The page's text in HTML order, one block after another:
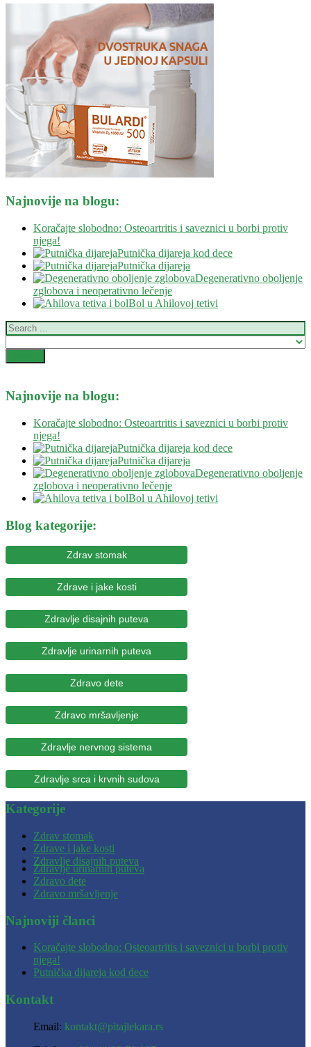
Najnovije na blogu:
Koračajte slobodno: Osteoartritis i saveznici u borbi protiv
njega!
Putnička dijareja kod dece
Putnička dijareja
Degenerativno oboljenje
zglobova i neoperativno lečenje
Bol u Ahilovoj tetivi
Najnovije na blogu:
Koračajte slobodno: Osteoartritis i saveznici u borbi protiv
njega!
Putnička dijareja kod dece
Putnička dijareja
Degenerativno oboljenje
zglobova i neoperativno lečenje
Bol u Ahilovoj tetivi
Blog kategorije:
Zdrav stomak
Zdrave i jake kosti
Zdravlje disajnih puteva
Zdravlje urinarnih puteva
Zdravo dete
Zdravo mršavljenje
Zdravlje nervnog sistema
Zdravlje srca i krvnih sudova
Kategorije
Zdrav stomak
Zdrave i jake kosti
Zdravlje disajnih puteva
Zdravlje urinarnih puteva
Zdravo dete
Zdravo mršavljenje
Najnoviji članci
Koračajte slobodno: Osteoartritis i saveznici u borbi protiv
njega!
Putnička dijareja kod dece
Kontakt
Email: kontakt@pitajlekara.rs